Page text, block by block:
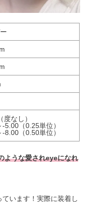
度なし）
5.00（0.25単位）
8.00（0.50単位）
ような愛されeyeになれ
います！実際に装着し